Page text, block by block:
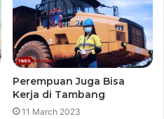
Perempuan Juga Bisa
Kerja di Tambang
11 March 2023